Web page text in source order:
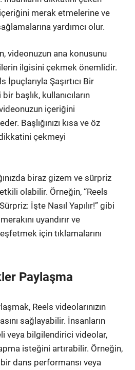
merak etmelerine ve
yardımcı olur.
videonuzun ana konusunu
ilgisini çekmek önemlidir.
İpuçlarıyla Şaşırtıcı Bir
başlık, kullanıcıların
videonuzun içeriğini
Başlığınızı kısa ve öz
çekmeyi
biraz gizem ve sürpriz
olabilir. Örneğin, “Reels
İşte Nasıl Yapılır!” gibi
uyandırır ve
için tıklamalarını
Paylaşma
Reels videolarınızın
sağlayabilir. İnsanların
veya bilgilendirici videolar,
isteğini artırabilir. Örneğin,
dans performansı veya